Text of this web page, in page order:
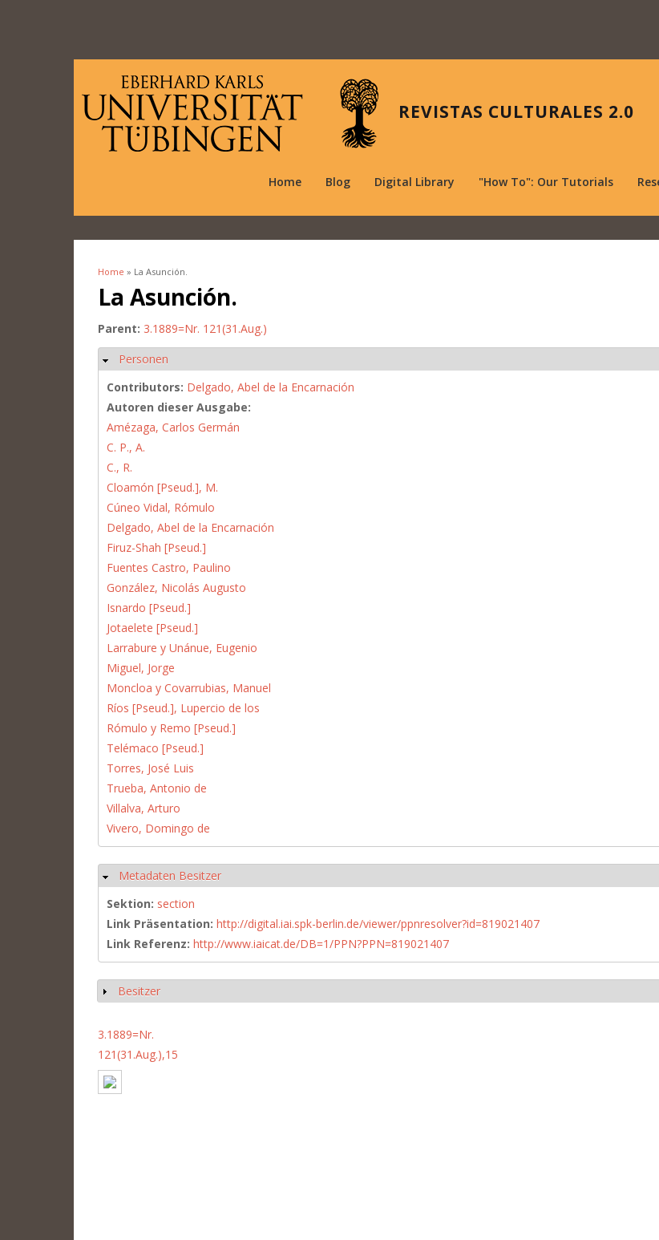
REVISTAS CULTURALES 2.0
Home Blog Digital Library "How To": Our Tutorials
You are here
Home » La Asunción.
La Asunción.
Parent: 3.1889=Nr. 121(31.Aug.)
Hide
Personen
Contributors: Delgado, Abel de la Encarnación
Autoren dieser Ausgabe:
Amézaga, Carlos Germán
C. P., A.
C., R.
Cloamón [Pseud.], M.
Cúneo Vidal, Rómulo
Delgado, Abel de la Encarnación
Firuz-Shah [Pseud.]
Fuentes Castro, Paulino
González, Nicolás Augusto
Isnardo [Pseud.]
Jotaelete [Pseud.]
Larrabure y Unánue, Eugenio
Miguel, Jorge
Moncloa y Covarrubias, Manuel
Ríos [Pseud.], Lupercio de los
Rómulo y Remo [Pseud.]
Telémaco [Pseud.]
Torres, José Luis
Trueba, Antonio de
Villalva, Arturo
Vivero, Domingo de
Hide
Metadaten Besitzer
Sektion: section
Link Präsentation: http://digital.iai.spk-berlin.de/viewer/ppnresolver?id=819021407
Link Referenz: http://www.iaicat.de/DB=1/PPN?PPN=819021407
Show
Besitzer
3.1889=Nr.
121(31.Aug.),15